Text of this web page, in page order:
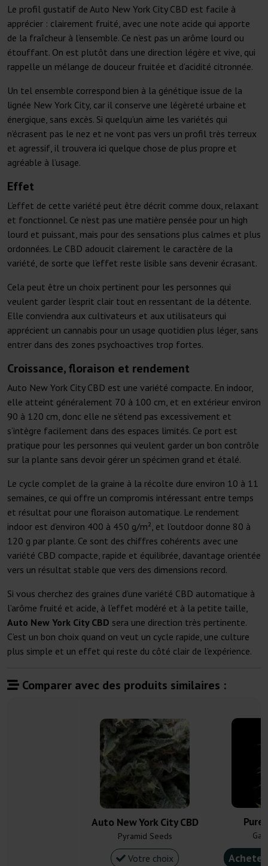
Le profil gustatif de Auto New York City CBD est facile à
apprécier : clairement fruité, avec une note acide qui apporte
de la fraîcheur à l’ensemble. Ce n’est pas un arôme lourd ou
étouffant. On est plutôt dans une direction légère et vive, qui
rappelle un mélange de douceur fruitée et d’acidité citronnée.
Un tel ensemble correspond bien à la génétique issue de la
lignée New York City, car il conserve une légèreté urbaine et
énergique, sans excès. Si quelqu’un aime les variétés qui
n’écrasent pas le nez et ne vont pas vers un profil très terreux
et agressif, il trouvera ici quelque chose de plus propre et
agréable à l’usage.
Effet
L’effet de cette variété peut être décrit comme doux, relaxant
et fonctionnel. Ce n’est pas une matière pensée pour un high
lourd et puissant, mais pour des sensations plus calmes et plus
ordonnées. Le CBD adoucit clairement le caractère de la
variété, de sorte que l’effet reste lisible sans devenir écrasant.
Cela peut être un choix pertinent pour les personnes qui
veulent garder l’esprit clair tout en ressentant de la détente.
Elle conviendra aux cultivateurs et aux utilisateurs qui
apprécient un cannabis pour un usage quotidien plus léger, sans
entrer dans des zones psychoactives trop fortes.
Croissance, floraison et rendement
Auto New York City CBD est une variété compacte. En indoor,
elle atteint généralement 70 à 100 cm, et en extérieur environ
90 à 120 cm, donc elle ne s’étend pas excessivement et
s’intègre facilement dans des espaces limités. Ce port est
pratique pour les personnes qui veulent garder un bon contrôle
sur la plante sans devoir gérer un spécimen grand et étalé.
Le cycle complet de la graine à la récolte dure environ 10 à 11
semaines, ce qui offre un compromis intéressant entre temps
et résultat pour une floraison automatique. Le rendement
indoor est d’environ 400 à 450 g/m², et l’outdoor donne 80 à
120 g par plante. Ce sont des chiffres cohérents avec une
variété CBD compacte, rapide et équilibrée, davantage orientée
vers un résultat stable que vers des dimensions record.
Si vous cherchez des graines d’une variété CBD automatique à
l’arôme fruité et acide, à l’effet modéré et à la petite taille,
Auto New York City CBD sera une direction très pertinente.
C’est un bon choix quand on veut un cycle rapide, une culture
plus simple et un effet qui reste du côté clair de l’expérience.
Comparer avec des produits similaires :
Auto New York City CBD
Pyramid Seeds
Votre choix
Pure